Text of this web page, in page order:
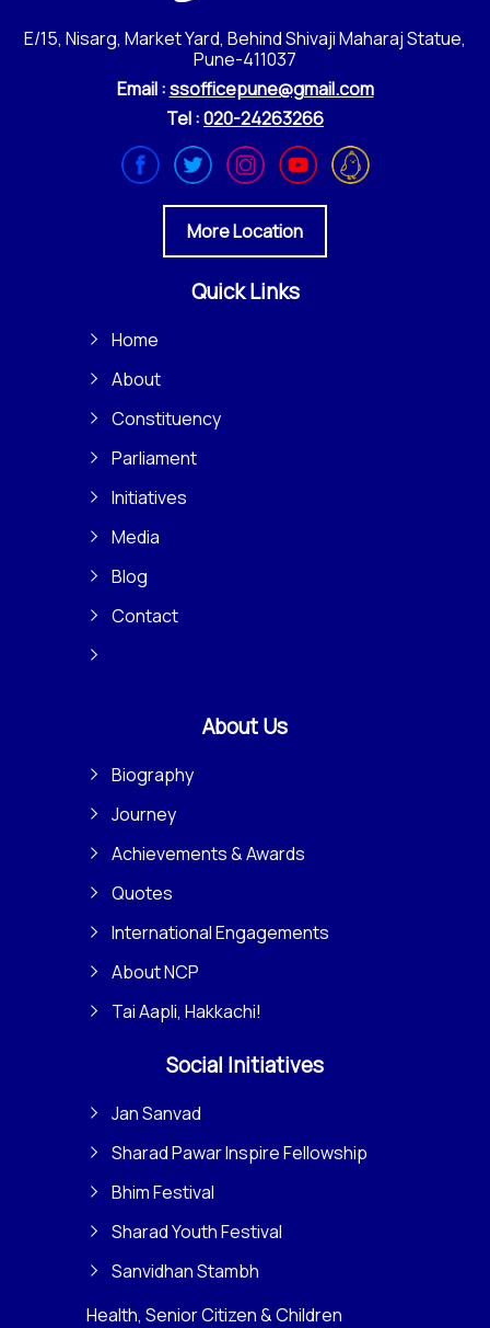
E/15, Nisarg, Market Yard, Behind Shivaji Maharaj Statue,
Pune-411037
Email :ssofficepune@gmail.com
Tel :020-24263266
More Location
Quick Links
Home
About
Constituency
Parliament
Initiatives
Media
Blog
Contact
About Us
Biography
Journey
Achievements & Awards
Quotes
International Engagements
About NCP
Tai Aapli, Hakkachi!
Social Initiatives
Jan Sanvad
Sharad Pawar Inspire Fellowship
Bhim Festival
Sharad Youth Festival
Sanvidhan Stambh
Health, Senior Citizen & Children